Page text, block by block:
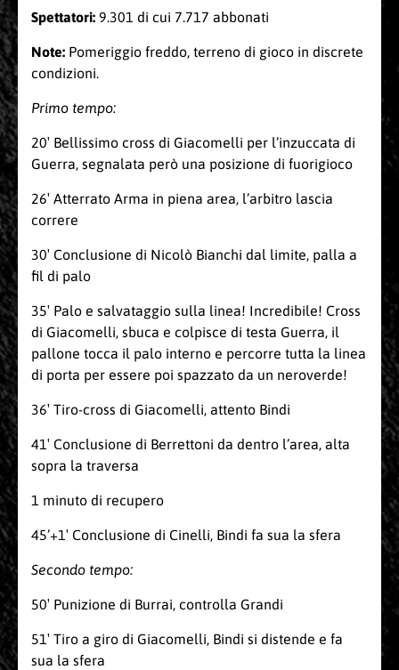
Spettatori: 9.301 di cui 7.717 abbonati
Note: Pomeriggio freddo, terreno di gioco in discrete
condizioni.
Primo tempo:
20′ Bellissimo cross di Giacomelli per l’inzuccata di
Guerra, segnalata però una posizione di fuorigioco
26′ Atterrato Arma in piena area, l’arbitro lascia
correre
30′ Conclusione di Nicolò Bianchi dal limite, palla a
fil di palo
35′ Palo e salvataggio sulla linea! Incredibile! Cross
di Giacomelli, sbuca e colpisce di testa Guerra, il
pallone tocca il palo interno e percorre tutta la linea
di porta per essere poi spazzato da un neroverde!
36′ Tiro-cross di Giacomelli, attento Bindi
41′ Conclusione di Berrettoni da dentro l’area, alta
sopra la traversa
1 minuto di recupero
45’+1′ Conclusione di Cinelli, Bindi fa sua la sfera
Secondo tempo:
50′ Punizione di Burrai, controlla Grandi
51′ Tiro a giro di Giacomelli, Bindi si distende e fa
sua la sfera